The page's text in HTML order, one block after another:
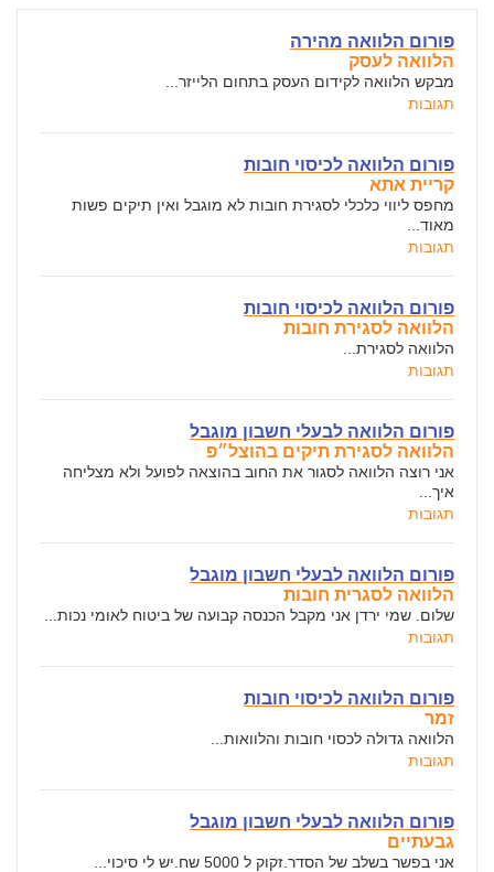
פורום הלוואה מהירה
הלוואה לעסק
מבקש הלוואה לקידום העסק בתחום הלייזר...
תגובות
פורום הלוואה לכיסוי חובות
קריית אתא
מחפס ליווי כלכלי לסגירת חובות לא מוגבל ואין תיקים פשות
מאוד...
תגובות
פורום הלוואה לכיסוי חובות
הלוואה לסגירת חובות
הלוואה לסגירת...
תגובות
פורום הלוואה לבעלי חשבון מוגבל
הלוואה לסגירת תיקים בהוצל״פ
אני רוצה הלוואה לסגור את החוב בהוצאה לפועל ולא מצליחה
איך...
תגובות
פורום הלוואה לבעלי חשבון מוגבל
הלוואה לסגרית חובות
שלום. שמי ירדן אני מקבל הכנסה קבועה של ביטוח לאומי נכות...
תגובות
פורום הלוואה לכיסוי חובות
זמר
הלוואה גדולה לכסוי חובות והלוואות...
תגובות
פורום הלוואה לבעלי חשבון מוגבל
גבעתיים
אני בפשר בשלב של הסדר.זקוק ל 5000 שח.יש לי סיכוי...